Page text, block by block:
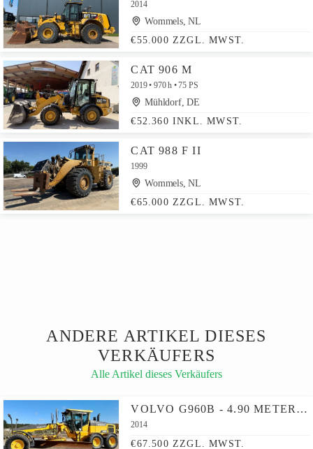
2014
Wommels, NL
€55.000 ZZGL. MWST.
CAT 906 M
2019 970 h 75 PS
Mühldorf, DE
€52.360 INKL. MWST.
CAT 988 F II
1999
Wommels, NL
€65.000 ZZGL. MWST.
ANDERE ARTIKEL DIESES
VERKÄUFERS
Alle Artikel dieses Verkäufers
VOLVO G960B - 4.90 METER BLADE / BACKUP CAMERA
2014
€67.500 ZZGL. MWST.